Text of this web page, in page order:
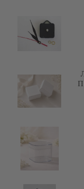
плодове и
Коледа - Печати
изрязване